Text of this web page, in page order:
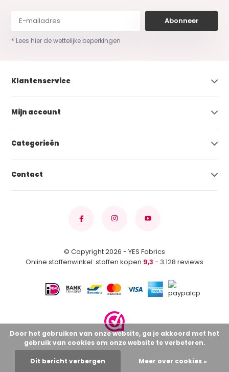
Abonneer
* Lees hier de wettelijke beperkingen
Klantenservice
Mijn account
Categorieën
Contact
© Copyright 2026 - YES Fabrics
Online stoffenwinkel: stoffen kopen 9,3 - 3.128 reviews
Door het gebruiken van onze website, ga je akkoord met het
gebruik van cookies om onze website te verbeteren.
Dit bericht verbergen Meer over cookies »